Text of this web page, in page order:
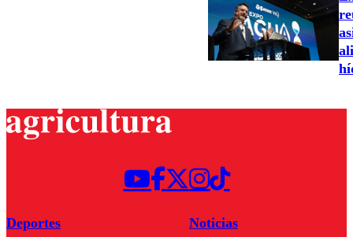
Deportes
Noticias